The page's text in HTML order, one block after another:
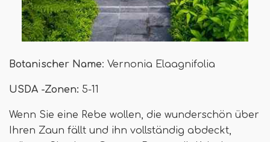
Botanischer Name: Vernonia Elaagnifolia
USDA -Zonen: 5-11
Wenn Sie eine Rebe wollen, die wunderschön über
Ihren Zaun fällt und ihn vollständig abdeckt,